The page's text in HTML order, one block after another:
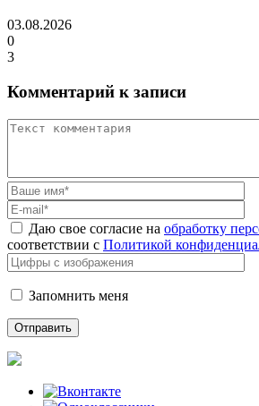
03.08.2026
0
3
Комментарий к записи
Даю свое согласие на обработку
соответствии с Политикой
Запомнить меня